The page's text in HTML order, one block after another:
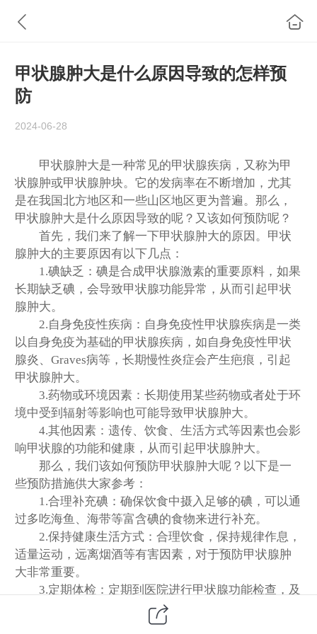
甲状腺肿大是什么原因导致的怎样预
防
2024-06-28
甲状腺肿大是一种常见的甲状腺疾病，又称为甲
状腺肿或甲状腺肿块。它的发病率在不断增加，尤其
是在我国北方地区和一些山区地区更为普遍。那么，
甲状腺肿大是什么原因导致的呢？又该如何预防呢？
首先，我们来了解一下甲状腺肿大的原因。甲状
腺肿大的主要原因有以下几点：
1.碘缺乏：碘是合成甲状腺激素的重要原料，如果
长期缺乏碘，会导致甲状腺功能异常，从而引起甲状
腺肿大。
2.自身免疫性疾病：自身免疫性甲状腺疾病是一类
以自身免疫为基础的甲状腺疾病，如自身免疫性甲状
腺炎、Graves病等，长期慢性炎症会产生疤痕，引起
甲状腺肿大。
3.药物或环境因素：长期使用某些药物或者处于环
境中受到辐射等影响也可能导致甲状腺肿大。
4.其他因素：遗传、饮食、生活方式等因素也会影
响甲状腺的功能和健康，从而引起甲状腺肿大。
那么，我们该如何预防甲状腺肿大呢？以下是一
些预防措施供大家参考：
1.合理补充碘：确保饮食中摄入足够的碘，可以通
过多吃海鱼、海带等富含碘的食物来进行补充。
2.保持健康生活方式：合理饮食，保持规律作息，
适量运动，远离烟酒等有害因素，对于预防甲状腺肿
大非常重要。
3.定期体检：定期到医院进行甲状腺功能检查，及
4.避免暴露于辐射环境：尽量减少接触辐射源，特